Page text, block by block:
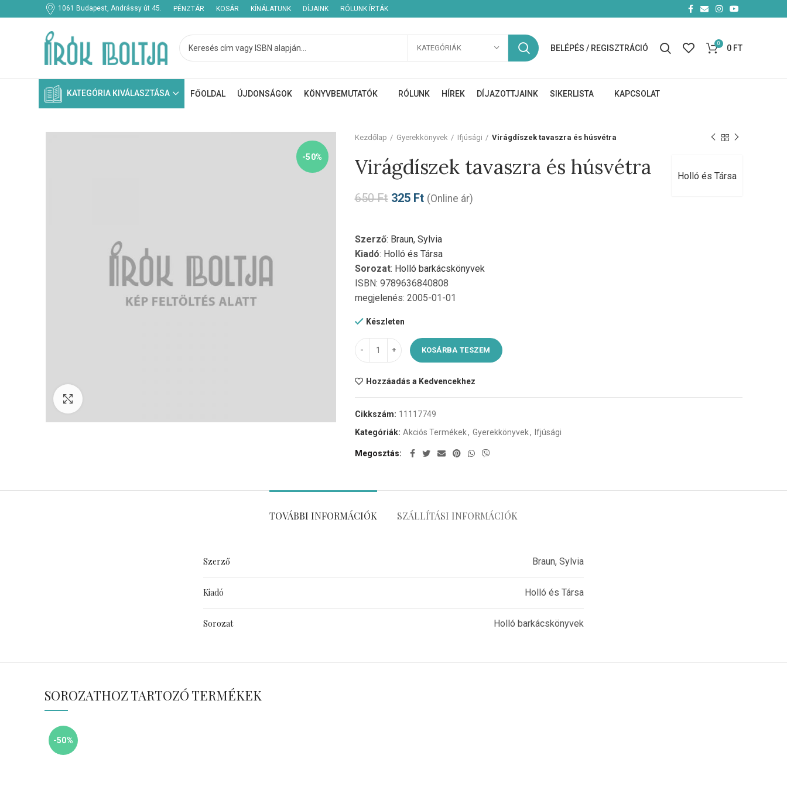
1061 Budapest, Andrássy út 45. PÉNZTÁR KOSÁR KÍNÁLATUNK DÍJAINK RÓLUNK ÍRTÁK
KATEGÓRIÁK BELÉPÉS / REGISZTRÁCIÓ 0 0 FT
KATEGÓRIA KIVÁLASZTÁSA FŐOLDAL ÚJDONSÁGOK KÖNYVBEMUTATÓK RÓLUNK HÍREK DÍJAZOTTJAINK SIKERLISTA KAPCSOLAT
-50%
Kezdőlap Gyerekkönyvek Ifjúsági Virágdíszek tavaszra és húsvétra
Holló és Társa
Virágdíszek tavaszra és húsvétra
650Ft 325 Ft (Online ár)
Szerző: Braun, Sylvia
Kiadó: Holló és Társa
Sorozat: Holló barkácskönyvek
ISBN: 9789636840808
megjelenés: 2005-01-01
Készleten
KOSÁRBA TESZEM Alternative:
Hozzáadás a Kedvencekhez
Cikkszám: 11117749
Kategóriák: Akciós Termékek, Gyerekkönyvek, Ifjúsági
Megosztás
TOVÁBBI INFORMÁCIÓK SZÁLLÍTÁSI INFORMÁCIÓK
Szerző Braun, Sylvia
Kiadó Holló és Társa
Sorozat Holló barkácskönyvek
SOROZATHOZ TARTOZÓ TERMÉKEK
-50%